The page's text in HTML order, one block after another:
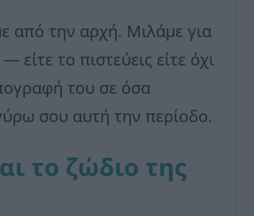
από την αρχή. Μιλάμε για
είτε το πιστεύεις είτε όχι
του σε όσα
σου αυτή την περίοδο.
το ζώδιο της